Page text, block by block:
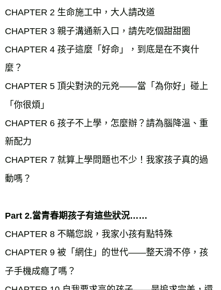
CHAPTER 2 生命施工中，大人請改道
CHAPTER 3 親子溝通新入口，請先吃個甜甜圈
CHAPTER 4 孩子這麼「好命」，到底是在不爽什
麼？
CHAPTER 5 頂尖對決的元兇——當「為你好」碰上
「你很煩」
CHAPTER 6 孩子不上學，怎麼辦？請為腦降溫、重
新配力
CHAPTER 7 就算上學問題也不少！我家孩子真的過
動嗎？
Part 2.當青春期孩子有這些狀況……
CHAPTER 8 不瞞您說，我家小孩有點特殊
CHAPTER 9 被「網住」的世代——整天滑不停，孩
子手機成癮了嗎？